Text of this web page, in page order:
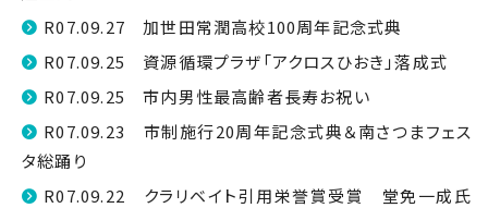
R07.09.27 加世田常潤高校100周年記念式典
R07.09.25 資源循環プラザ「アクロスひおき」落成式
R07.09.25 市内男性最高齢者長寿お祝い
R07.09.23 市制施行20周年記念式典＆南さつまフェス
タ総踊り
R07.09.22 クラリベイト引用栄誉賞受賞 堂免一成氏